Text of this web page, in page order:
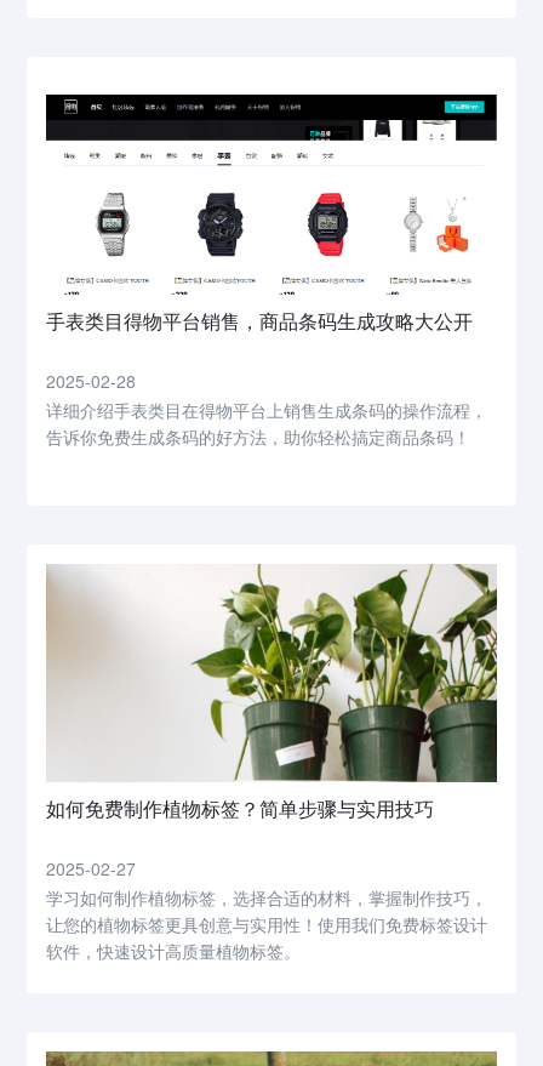
手表类目得物平台销售，商品条码生成攻略大公开
2025-02-28
详细介绍手表类目在得物平台上销售生成条码的操作流程，
告诉你免费生成条码的好方法，助你轻松搞定商品条码！
如何免费制作植物标签？简单步骤与实用技巧
2025-02-27
学习如何制作植物标签，选择合适的材料，掌握制作技巧，
让您的植物标签更具创意与实用性！使用我们免费标签设计
软件，快速设计高质量植物标签。